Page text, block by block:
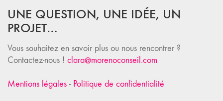
UNE QUESTION, UNE IDÉE, UN
PROJET…
Vous souhaitez en savoir plus ou nous rencontrer ?
Contactez-nous ! clara@morenoconseil.com
Mentions légales - Politique de confidentialité